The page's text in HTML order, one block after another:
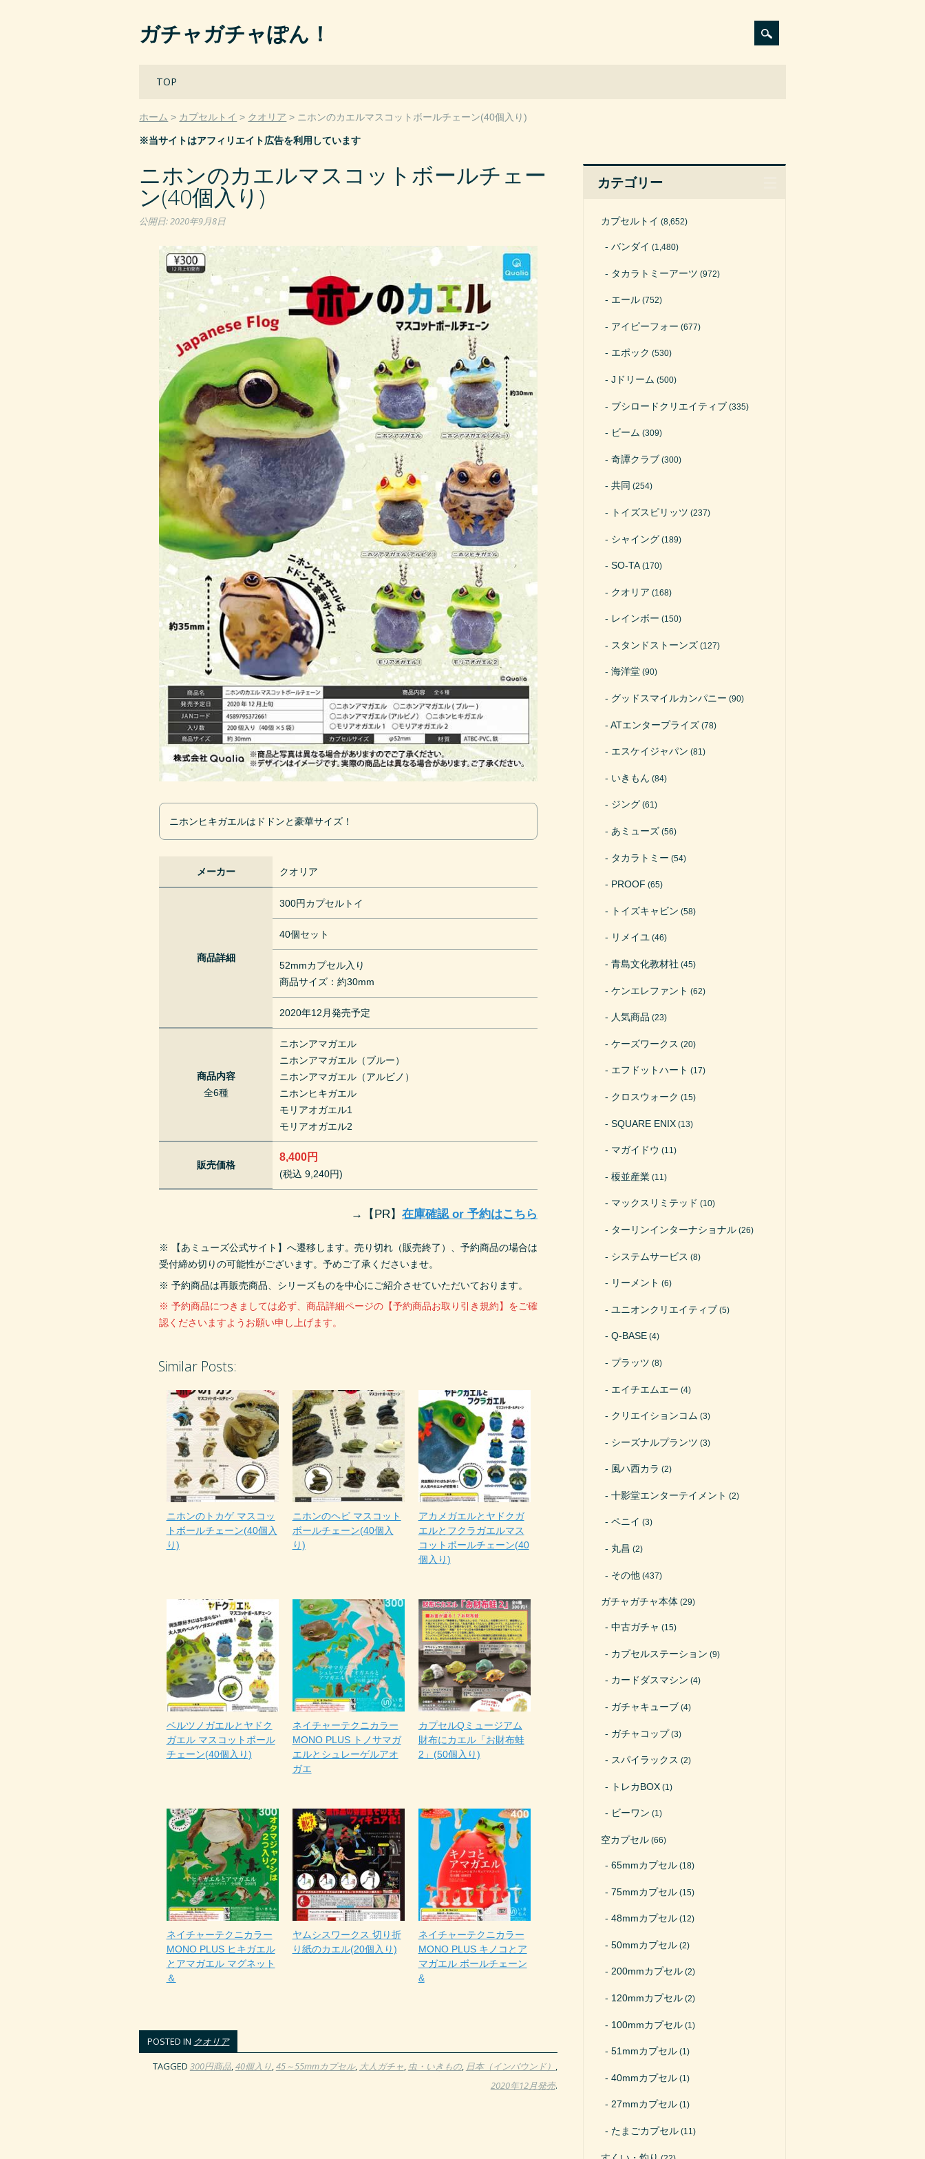
ガチャガチャぽん！
Main menu
TOP
ホーム カプセルトイ クオリア ニホンのカエルマスコットボールチェーン(40個入り)
※当サイトはアフィリエイト広告を利用しています
ニホンのカエルマスコットボールチェー
ン(40個入り)
公開日:2020年9月8日
ニホンヒキガエルはドドンと豪華サイズ！
メーカー クオリア
商品詳細
300円カプセルトイ
40個セット
52mmカプセル入り
商品サイズ：約30mm
2020年12月発売予定
商品内容
全6種
ニホンアマガエル
ニホンアマガエル（ブルー）
ニホンアマガエル（アルビノ）
ニホンヒキガエル
モリアオガエル1
モリアオガエル2
販売価格
8,400円
(税込 9,240円)
→ 【PR】在庫確認 or 予約はこちら
※ 【あミューズ公式サイト】へ遷移します。売り切れ（販売終了）、予約商品の場合は
受付締め切りの可能性がございます。予めご了承くださいませ。
※ 予約商品は再販売商品、シリーズものを中心にご紹介させていただいております。
※ 予約商品につきましては必ず、商品詳細ページの【予約商品お取り引き規約】をご確
認くださいますようお願い申し上げます。
Similar Posts:
ニホンのトカゲ マスコッ
トボールチェーン(40個入
り)
ニホンのヘビ マスコット
ボールチェーン(40個入
り)
アカメガエルとヤドクガ
エルとフクラガエルマス
コットボールチェーン(40
個入り)
ベルツノガエルとヤドク
ガエル マスコットボール
チェーン(40個入り)
ネイチャーテクニカラー
MONO PLUS トノサマガ
エルとシュレーゲルアオ
ガエ
カプセルQミュージアム
財布にカエル「お財布蛙
2」(50個入り)
ネイチャーテクニカラー
MONO PLUS ヒキガエル
とアマガエル マグネット
＆
ヤムシスワークス 切り折
り紙のカエル(20個入り)
ネイチャーテクニカラー
MONO PLUS キノコとア
マガエル ボールチェーン
&
POSTED IN クオリア
TAGGED 300円商品,40個入り,45～55mmカプセル, 大人ガチャ, 虫・いきもの, 日本（インバウンド） ,
2020年12月発売.
カテゴリー
カプセルトイ (8,652)
バンダイ (1,480)
タカラトミーアーツ (972)
エール (752)
アイピーフォー (677)
エポック (530)
Jドリーム (500)
ブシロードクリエイティブ (335)
ビーム (309)
奇譚クラブ (300)
共同 (254)
トイズスピリッツ (237)
シャイング (189)
SO-TA(170)
クオリア (168)
レインボー (150)
スタンドストーンズ (127)
海洋堂 (90)
グッドスマイルカンパニー (90)
ATエンタープライズ (78)
エスケイジャパン (81)
いきもん (84)
ジング (61)
あミューズ (56)
タカラトミー (54)
PROOF (65)
トイズキャビン (58)
リメイユ (46)
青島文化教材社 (45)
ケンエレファント (62)
人気商品 (23)
ケーズワークス (20)
エフドットハート (17)
クロスウォーク (15)
SQUARE ENIX (13)
マガイドウ (11)
榎並産業 (11)
マックスリミテッド (10)
ターリンインターナショナル (26)
システムサービス (8)
リーメント (6)
ユニオンクリエイティブ (5)
Q-BASE (4)
プラッツ (8)
エイチエムエー (4)
クリエイションコム (3)
シーズナルプランツ (3)
風ハ西カラ (2)
十影堂エンターテイメント (2)
ペニイ (3)
丸昌 (2)
その他 (437)
ガチャガチャ本体 (29)
中古ガチャ (15)
カプセルステーション (9)
カードダスマシン (4)
ガチャキューブ (4)
ガチャコップ(3)
スパイラックス (2)
トレカBOX (1)
ビーワン (1)
空カプセル (66)
65mmカプセル (18)
75mmカプセル (15)
48mmカプセル (12)
50mmカプセル (2)
200mmカプセル (2)
120mmカプセル (2)
100mmカプセル (1)
51mmカプセル (1)
40mmカプセル (1)
27mmカプセル (1)
たまごカプセル (11)